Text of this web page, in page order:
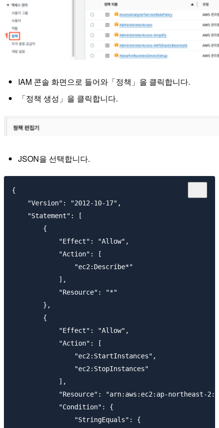
IAM 콘솔 화면으로 들어와「정책」을 클릭합니다.
「정책 생성」을 클릭합니다.
JSON을 선택합니다.
{
    "Version": "2012-10-17",
    "Statement": [
        {
            "Effect": "Allow",
            "Action": [
                "ec2:Describe*"
            ],
            "Resource": "*"
        },
        {
            "Effect": "Allow",
            "Action": [
                "ec2:StartInstances",
                "ec2:StopInstances"
            ],
"Resource": "arn:aws:ec2:ap-northeast-
            "Condition": {
                "StringEquals": {